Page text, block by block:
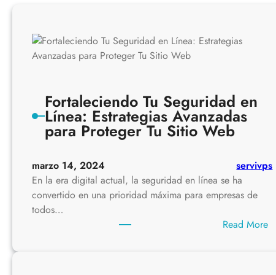
Fortaleciendo Tu Seguridad en
Línea: Estrategias Avanzadas
para Proteger Tu Sitio Web
marzo 14, 2024
servivps
En la era digital actual, la seguridad en línea se ha
convertido en una prioridad máxima para empresas de
todos…
Read More: